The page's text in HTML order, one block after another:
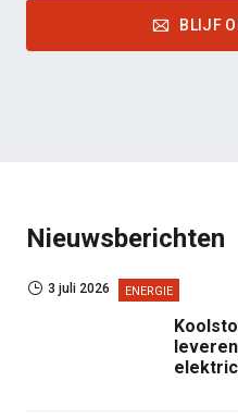
BLIJF
Nieuwsberichten
3 juli 2026 ENERGIE